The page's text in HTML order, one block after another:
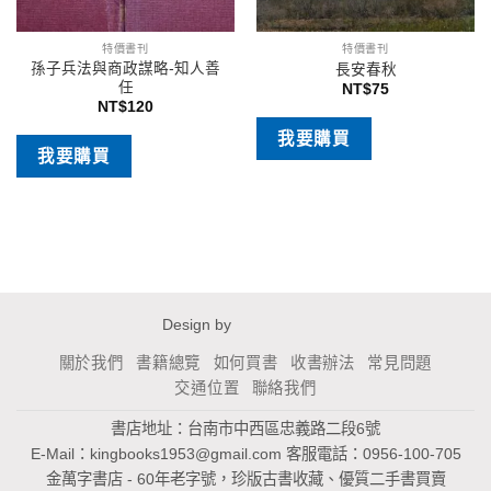
特價書刊
孫子兵法與商政謀略-知人善
任
NT$120
我要購買
特價書刊
長安春秋
NT$75
我要購買
Design by
關於我們 書籍總覽 如何買書 收書辦法
常見問題
交通位置
聯絡我們
書店地址：台南市中西區忠義路二段6號
E-Mail： kingbooks1953@gmail.com 客服電話：0956-100-705
金萬字書店 - 60年老字號，珍版古書收藏、優質二手書買賣